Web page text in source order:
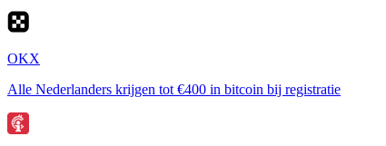
OKX
Alle Nederlanders krijgen tot €400 in bitcoin bij registratie